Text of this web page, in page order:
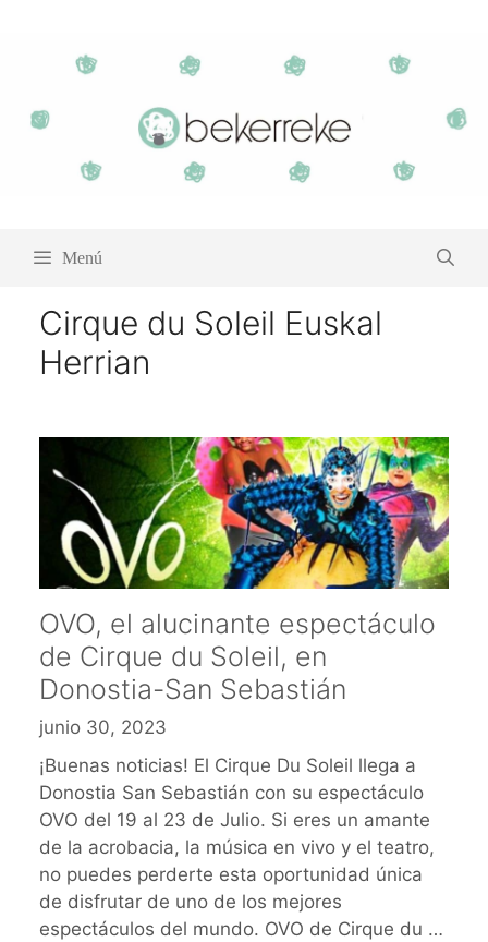
contenido
Menú
Cirque du Soleil Euskal
Herrian
OVO, el alucinante espectáculo
de Cirque du Soleil, en
Donostia-San Sebastián
junio 30, 2023
¡Buenas noticias! El Cirque Du Soleil llega a
Donostia San Sebastián con su espectáculo
OVO del 19 al 23 de Julio. Si eres un amante
de la acrobacia, la música en vivo y el teatro,
no puedes perderte esta oportunidad única
de disfrutar de uno de los mejores
espectáculos del mundo. OVO de Cirque du …